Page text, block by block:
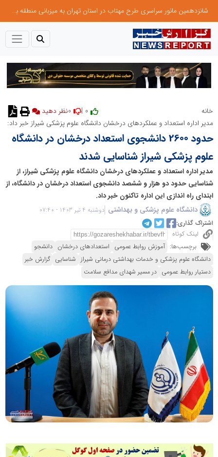
شانزدهمین مانور سراسری طرح مهتاب در استان تهران به میزبانی منطقه برق لواسان
خانه
نظر دهید
مدیر اداره استعداد و عملکردهای درخشان دانشگاه علوم پزشکی شیراز خبر داد:
حدود 2600 دانشجوی استعداد درخشان در دانشگاه
علوم پزشکی شیراز شناسایی شدند
مدیر اداره استعداد و عملکردهای درخشان دانشگاه علوم پزشکی شیراز، از
شناسایی حدود دو هزار و ششصد دانشجوی استعداد درخشان در دانشگاه، از
ابتدای راه اندازی این اداره تاکنون خبر داد.
دانشگاه علوم پزشکی و بهداشتی دوشنبه 4 تیر 1403 - 07:40
اشتراک گذاری:
لینک کوتاه
برچسب‌ها: آموزش روابط عمومی استعدادهای درخشان دانشجو
دانشگاه علوم پزشکی و خدمات بهداشتی درمانی شیراز شناسایی گزارش خبر
دستیار روابط عمومی در مسیر شهدای مدافع سلامت